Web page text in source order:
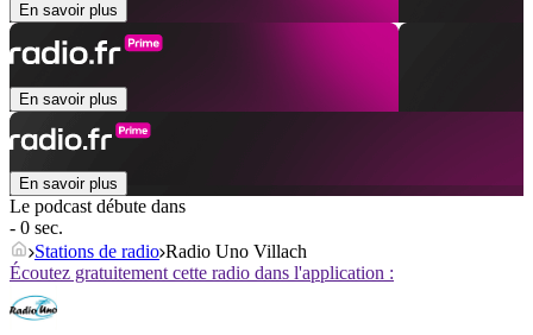
En savoir plus
En savoir plus
En savoir plus
Le podcast débute dans
- 0 sec.
Stations de radio Radio Uno Villach
Écoutez gratuitement cette radio dans l'application :